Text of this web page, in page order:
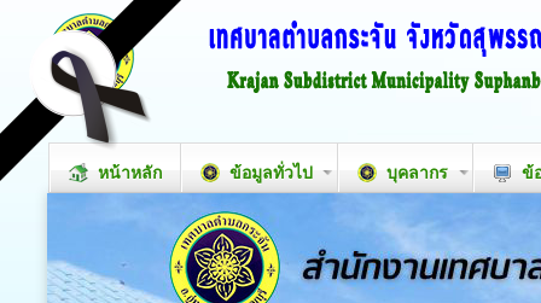
หน้าหลัก ข้อมูลทั่วไป บุคลากร ข้